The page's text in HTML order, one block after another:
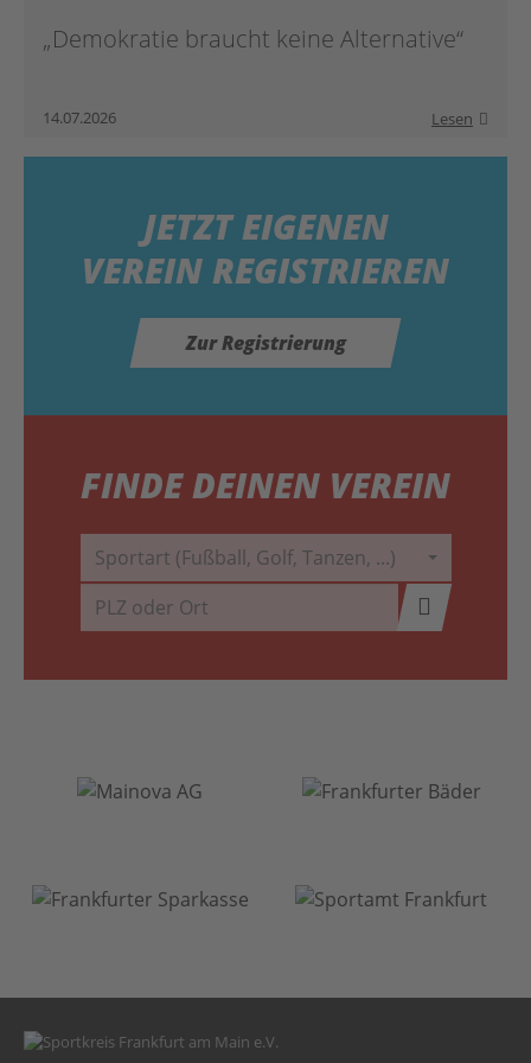
„Demokratie braucht keine Alternative“
14.07.2026 Lesen
JETZTEIGENEN
VEREIN REGISTRIEREN
Zur Registrierung
FINDE DEINEN VEREIN
Sportart (Fußball, Golf, Tanzen, ...)